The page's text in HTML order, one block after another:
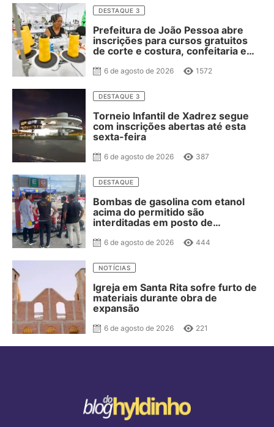
DESTAQUE 3
Prefeitura de João Pessoa abre
inscrições para cursos gratuitos
de corte e costura, confeitaria e
6 de agosto de 2026 1572
DESTAQUE 3
Torneio Infantil de Xadrez segue
com inscrições abertas até esta
sexta-feira
6 de agosto de 2026 387
DESTAQUE
Bombas de gasolina com etanol
acima do permitido são
interditadas em posto de
6 de agosto de 2026 444
NOTÍCIAS
Igreja em Santa Rita sofre furto de
materiais durante obra de
expansão
6 de agosto de 2026 221